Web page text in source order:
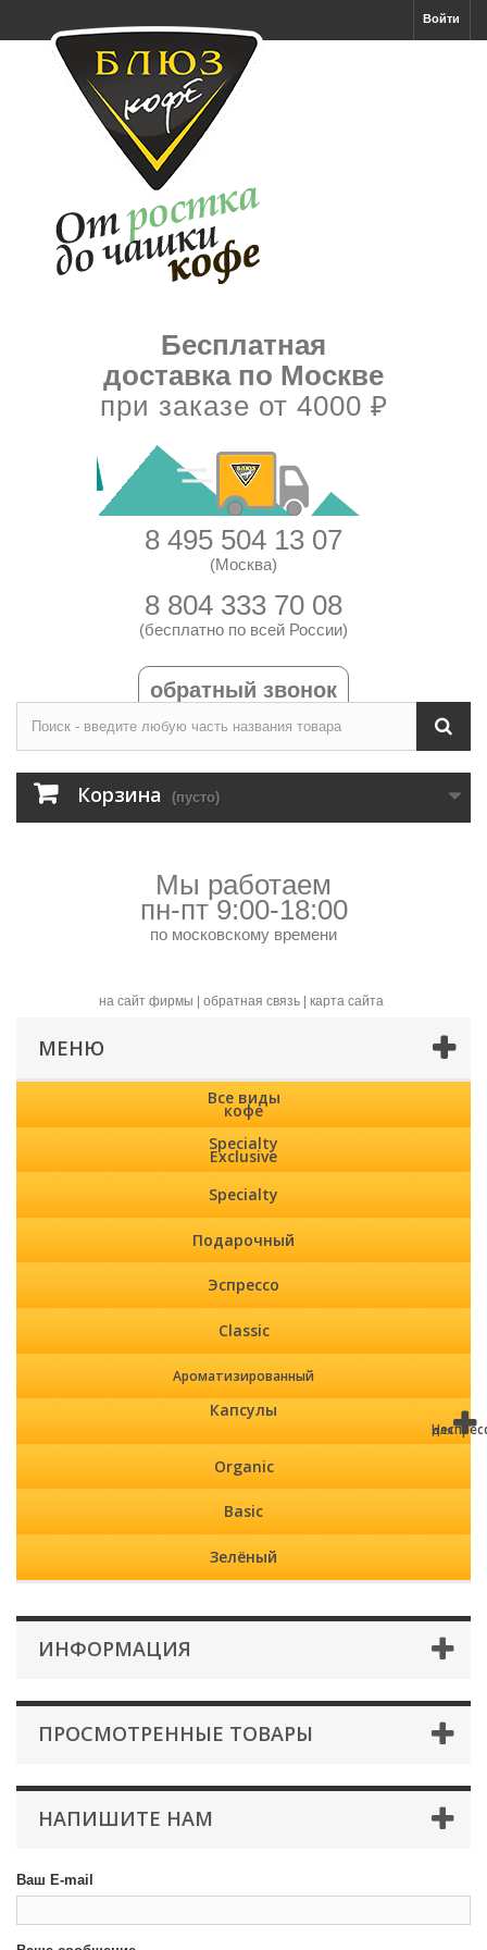
Войти
Бесплатная
доставка по Москве
при заказе от 4000 ₽
8 495 504 13 07
(Москва)
8 804 333 70 08
(бесплатно по всей России)
обратный звонок
Корзина (пусто)
Мы работаем
пн-пт 9:00-18:00
по московскому времени
на сайт фирмы обратная связь карта сайта
МЕНЮ
Все виды
кофе
Specialty
Exclusive
Specialty
Подарочный
Эспрессо
Classic
Ароматизированный
Капсулы
для
Organic
Basic
Зелёный
ИНФОРМАЦИЯ
ПРОСМОТРЕННЫЕ ТОВАРЫ
НАПИШИТЕ НАМ
Ваш E-mail